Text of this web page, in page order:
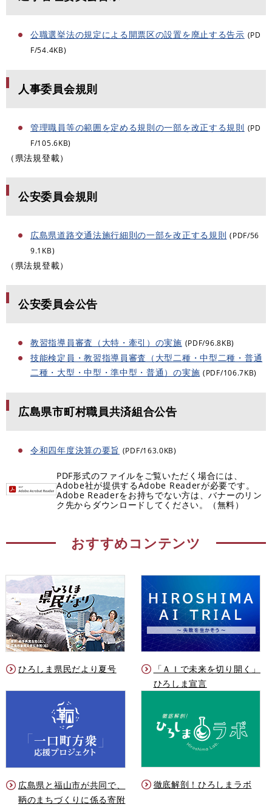
公職選挙法の規定による開票区の設置を廃止する告示 (PD
F/54.4KB)
人事委員会規則
管理職員等の範囲を定める規則の一部を改正する規則 (PD
F/105.6KB)
（県法規登載）
公安委員会規則
広島県道路交通法施行細則の一部を改正する規則 (PDF/56
9.1KB)
（県法規登載）
公安委員会公告
教習指導員審査（大特・牽引）の実施 (PDF/96.8KB)
技能検定員・教習指導員審査（大型二種・中型二種・普通
二種・大型・中型・準中型・普通）の実施 (PDF/106.7KB)
広島県市町村職員共済組合公告
令和四年度決算の要旨 (PDF/163.0KB)
PDF形式のファイルをご覧いただく場合には、
Adobe社が提供するAdobe Readerが必要です。
Adobe Readerをお持ちでない方は、バナーのリン
ク先からダウンロードしてください。（無料）
おすすめコンテンツ
ひろしま県民だより夏号
「ＡＩで未来を切り開く」
ひろしま宣言
広島県と福山市が共同で、
鞆のまちづくりに係る寄附
徹底解剖！ひろしまラボ